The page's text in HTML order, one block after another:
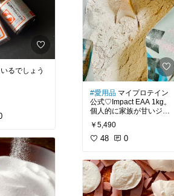
れ、時々利
( ´艸｀)
入歴
るでしょう
オフェルミ
。
です。
犬様にも使
｡.:*♡
で与えてい
ポストに入らない大きな
パッケージで・・・(o^^
o)
#スリランカ #シナモパウ
ダーン
#セイロンシナモ
ン #有機 #寒さ対策 #冷え
#愛用品 マイプロテイン
公式♡Impact EAA 1kg。
個人的に家族が甘いジュ
えちゃった方が良いと思
ってます。アミノ酸なの
るので初めての人は1回
に飲む量は1～2g程で様
子見た方がいいかな。
￥5,490
48 0